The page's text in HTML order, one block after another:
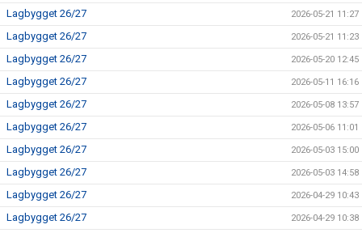
Lagbygget 26/27 2026-05-21 11:27
Lagbygget 26/27 2026-05-21 11:23
Lagbygget 26/27 2026-05-20 12:45
Lagbygget 26/27 2026-05-11 16:16
Lagbygget 26/27 2026-05-08 13:57
Lagbygget 26/27 2026-05-06 11:01
Lagbygget 26/27 2026-05-03 15:00
Lagbygget 26/27 2026-05-03 14:58
Lagbygget 26/27 2026-04-29 10:43
Lagbygget 26/27 2026-04-29 10:38